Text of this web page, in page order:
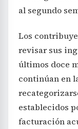
al segundo
Los
revisar sus
últimos doce
continúan en
establecidos
facturación